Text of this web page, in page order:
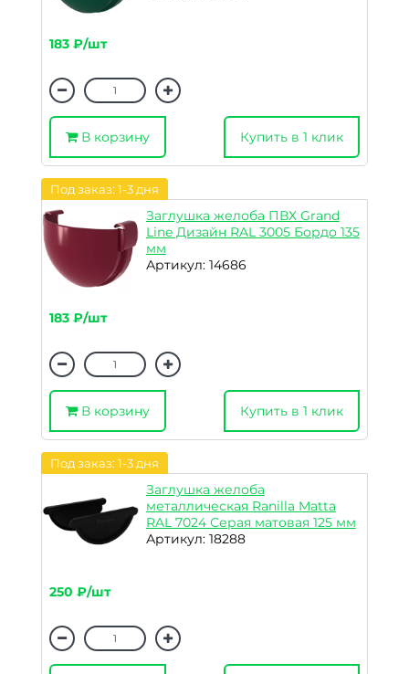
183 ₽/шт
В корзину Купить в 1 клик
Под заказ: 1-3 дня
Заглушка желоба ПВХ Grand
Line Дизайн RAL 3005 Бордо 135
мм
Артикул: 14686
183 ₽/шт
В корзину Купить в 1 клик
Под заказ: 1-3 дня
Заглушка желоба
металлическая Ranilla Matta
RAL 7024 Серая матовая 125 мм
Артикул: 18288
250 ₽/шт